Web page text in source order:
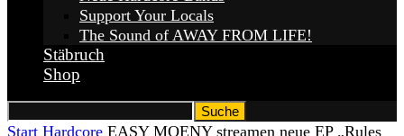
Support Your Locals
The Sound of AWAY FROM LIFE!
Stäbruch
Shop
Start Hardcore EASY MOENY streamen neue EP „Rules